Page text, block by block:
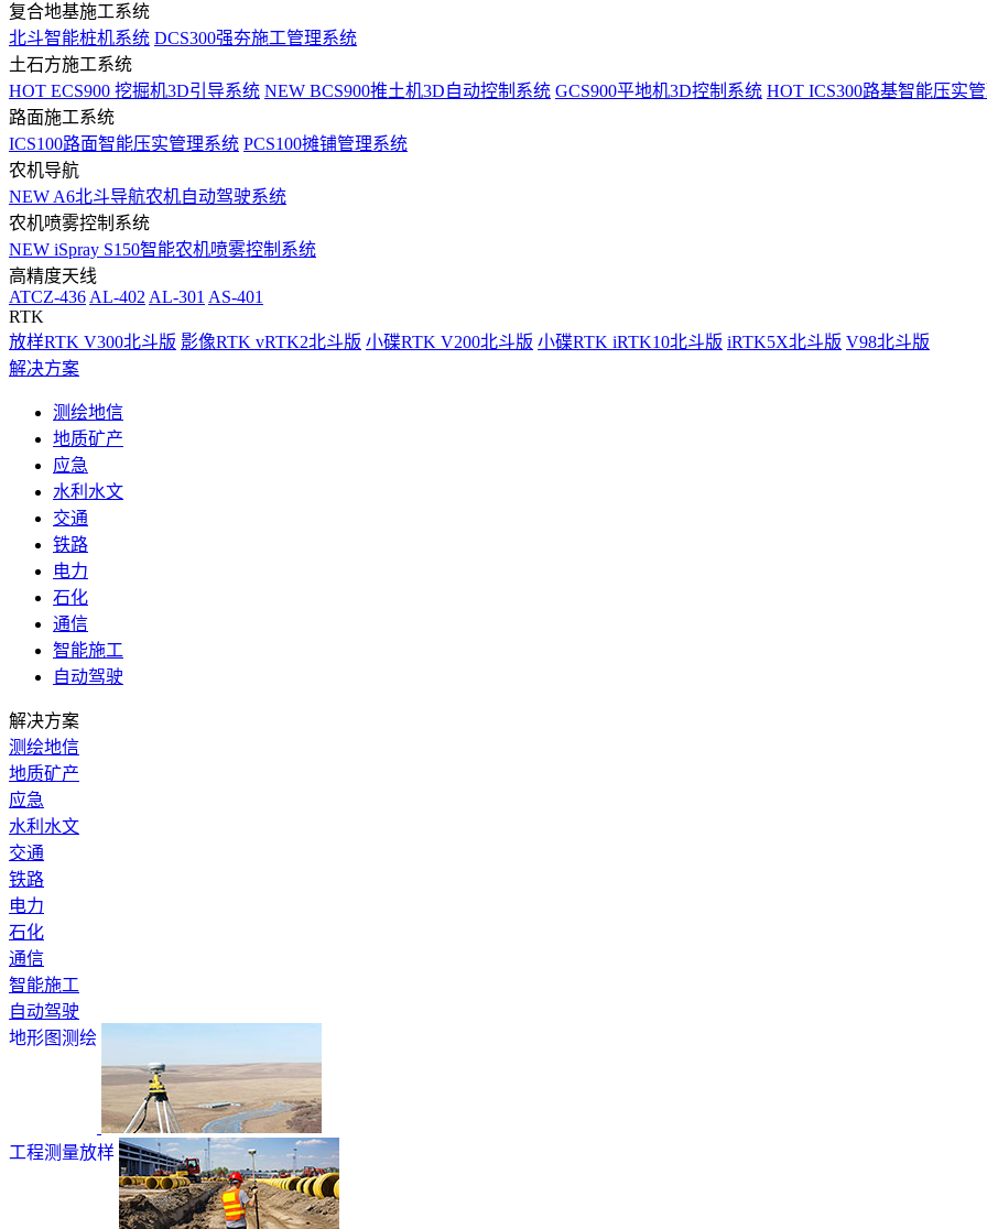
复合地基施工系统
北斗智能桩机系统 DCS300强夯施工管理系统
土石方施工系统
HOT ECS900 挖掘机3D引导系统 NEW BCS900推土机3D自动控制系统 GCS900平地机3D控制系统 HOT ICS300路基智能压实
路面施工系统
ICS100路面智能压实管理系统 PCS100摊铺管理系统
农机导航
NEW A6北斗导航农机自动驾驶系统
农机喷雾控制系统
NEW iSpray S150智能农机喷雾控制系统
高精度天线
ATCZ-436 AL-402 AL-301 AS-401
RTK
放样RTK V300北斗版 影像RTK vRTK2北斗版 小碟RTK V200北斗版 小碟RTK iRTK10北斗版 iRTK5X北斗版 V98北斗版
解决方案
测绘地信
地质矿产
应急
水利水文
交通
铁路
电力
石化
通信
智能施工
自动驾驶
解决方案
测绘地信
地质矿产
应急
水利水文
交通
铁路
电力
石化
通信
智能施工
自动驾驶
地形图测绘
工程测量放样